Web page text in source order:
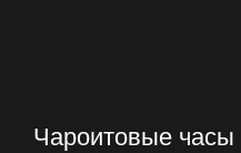
Чароитовые часы